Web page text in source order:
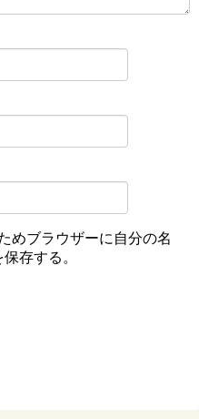
めブラウザーに自分の名
存する。